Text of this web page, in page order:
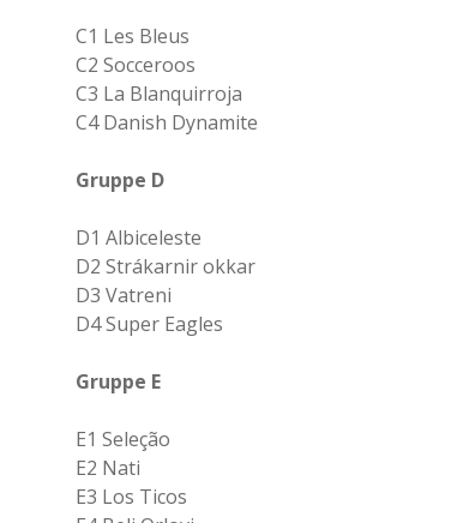
C1 Les Bleus
C2 Socceroos
C3 La Blanquirroja
C4 Danish Dynamite
Gruppe D
D1 Albiceleste
D2 Strákarnir okkar
D3 Vatreni
D4 Super Eagles
Gruppe E
E1 Seleção
E2 Nati
E3 Los Ticos